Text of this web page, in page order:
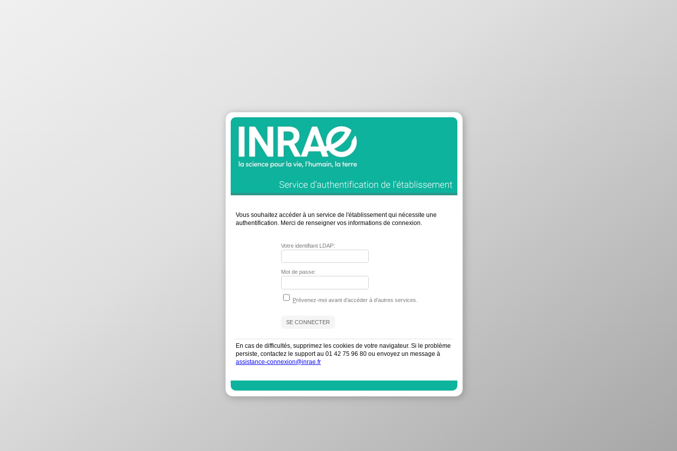
Vous souhaitez accéder à un service de l'établissement qui nécessite une
authentification. Merci de renseigner vos informations de connexion.
Votre identifiant LDAP:
Mot de passe:
Prévenez-moi avant d'accéder à d'autres services.
En cas de difficultés, supprimez les cookies de votre navigateur. Si le problème
persiste, contactez le support au 01 42 75 96 80 ou envoyez un message à
assistance-connexion@inrae.fr